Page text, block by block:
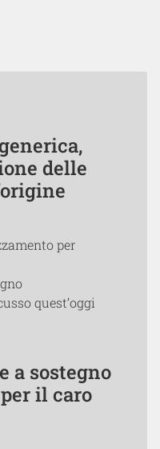
delle
per
quest’oggi
a sostegno
il caro